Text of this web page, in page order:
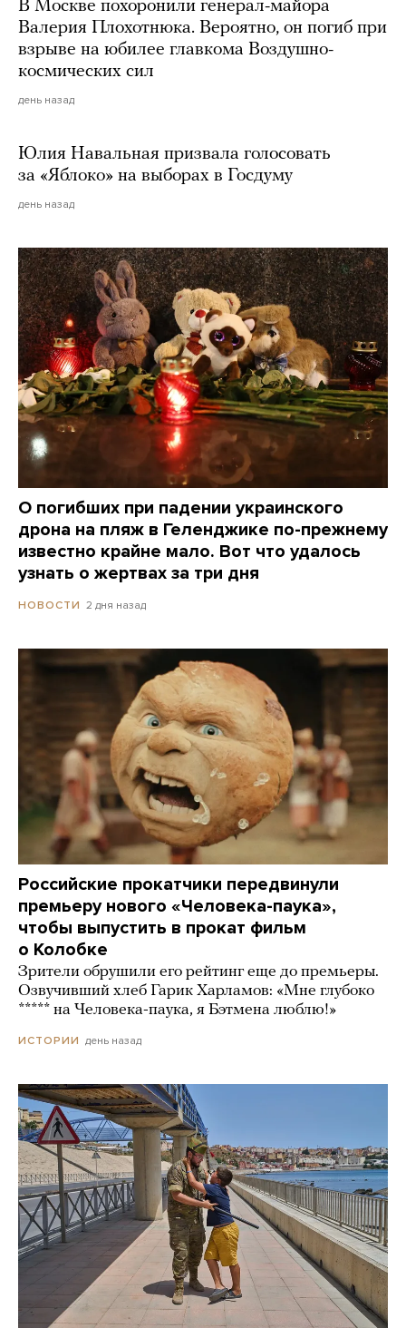
В Москве похоронили генерал-майора
Валерия Плохотнюка. Вероятно, он погиб при
взрыве на юбилее главкома Воздушно-
космических сил
день назад
Юлия Навальная призвала голосовать
за «Яблоко» на выборах в Госдуму
день назад
О погибших при падении украинского
дрона на пляж в Геленджике по-прежнему
известно крайне мало. Вот что удалось
узнать о жертвах за три дня
НОВОСТИ 2 дня назад
Российские прокатчики передвинули
премьеру нового «Человека-паука»,
чтобы выпустить в прокат фильм
о Колобке
Зрители обрушили его рейтинг еще до премьеры.
Озвучивший хлеб Гарик Харламов: «Мне глубоко
***** на Человека-паука, я Бэтмена люблю!»
ИСТОРИИ день назад